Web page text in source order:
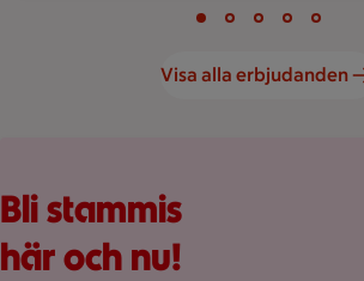
Bild 1 av 5
Bild 2 av 5
Bild 3 av 5Bild 4 av 5
Visa alla erbjudanden
Bli stammis
här och nu!